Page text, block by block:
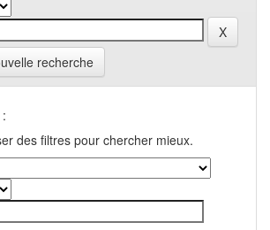
recherche
des filtres pour chercher mieux.